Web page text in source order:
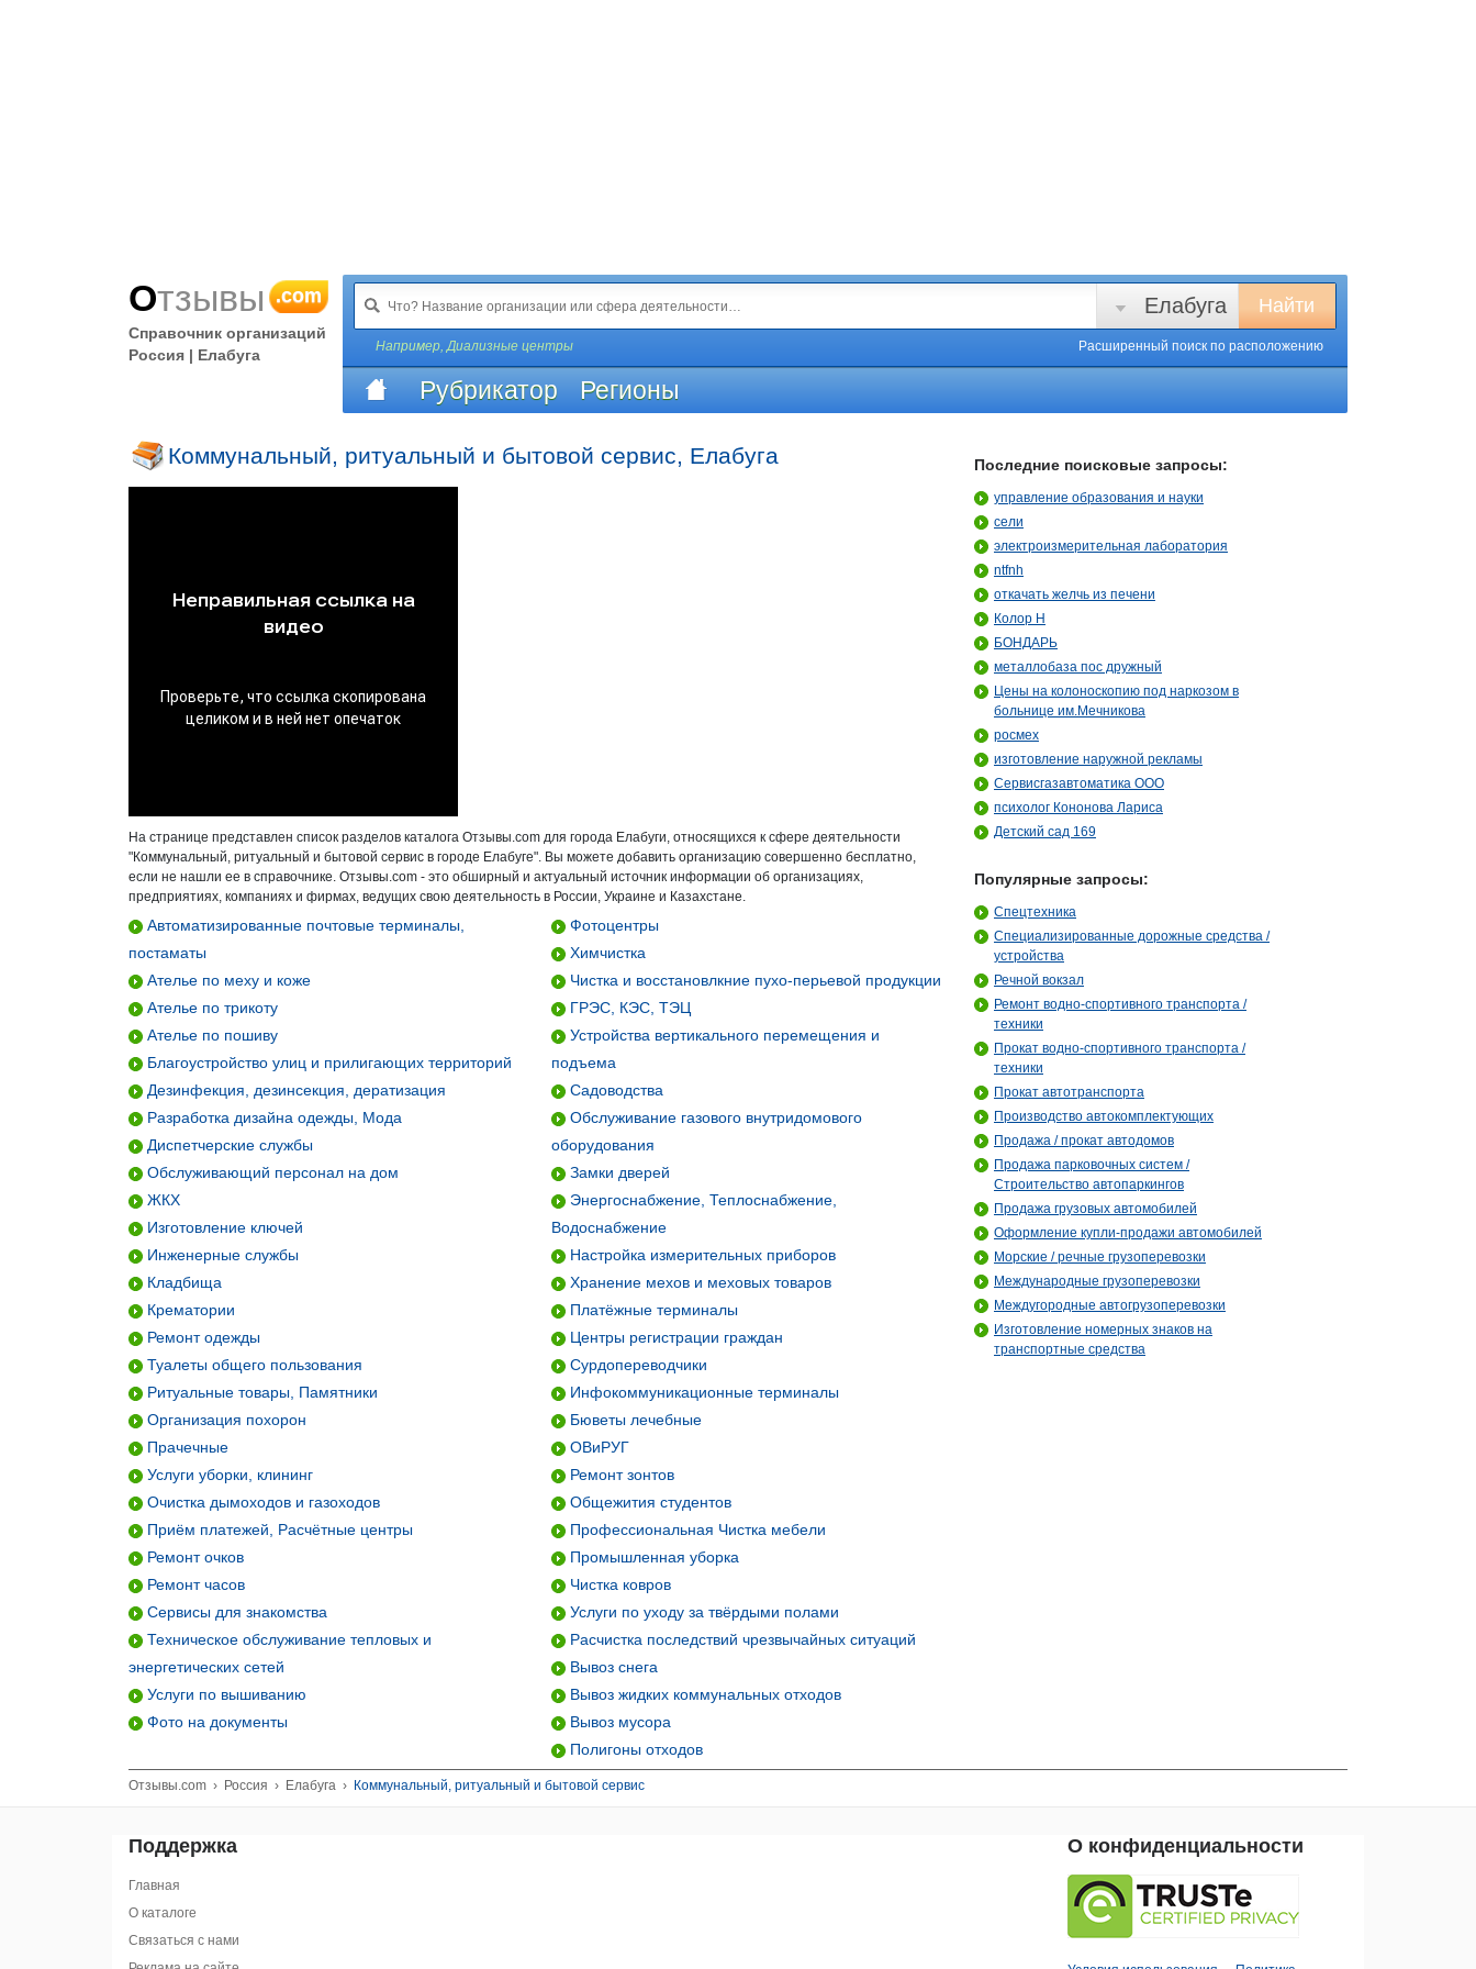
Отзывы .com
Справочник организаций
Россия | Елабуга
Найти
Елабуга
Например,Диализные центры Расширенный поиск по расположению
Рубрикатор Регионы
Коммунальный, ритуальный и бытовой сервис, Елабуга
На странице представлен список разделов каталога Отзывы.com для города Елабуги, относящихся к сфере деятельности
"Коммунальный, ритуальный и бытовой сервис в городе Елабуге". Вы можете добавить организацию совершенно бесплатно,
если не нашли ее в справочнике. Отзывы.com - это обширный и актуальный источник информации об организациях,
предприятиях, компаниях и фирмах, ведущих свою деятельность в России, Украине и Казахстане.
Автоматизированные почтовые терминалы,
постаматы
Ателье по меху и коже
Ателье по трикоту
Ателье по пошиву
Благоустройство улиц и прилигающих территорий
Дезинфекция, дезинсекция, дератизация
Разработка дизайна одежды, Мода
Диспетчерские службы
Обслуживающий персонал на дом
ЖКХ
Изготовление ключей
Инженерные службы
Кладбища
Крематории
Ремонт одежды
Туалеты общего пользования
Ритуальные товары, Памятники
Организация похорон
Прачечные
Услуги уборки, клининг
Очистка дымоходов и газоходов
Приём платежей, Расчётные центры
Ремонт очков
Ремонт часов
Сервисы для знакомства
Техническое обслуживание тепловых и
энергетических сетей
Услуги по вышиванию
Фото на документы
Фотоцентры
Химчистка
Чистка и восстановлкние пухо-перьевой продукции
ГРЭС, КЭС, ТЭЦ
Устройства вертикального перемещения и
подъема
Садоводства
Обслуживание газового внутридомового
оборудования
Замки дверей
Энергоснабжение, Теплоснабжение,
Водоснабжение
Настройка измерительных приборов
Хранение мехов и меховых товаров
Платёжные терминалы
Центры регистрации граждан
Сурдопереводчики
Инфокоммуникационные терминалы
Бюветы лечебные
ОВиРУГ
Ремонт зонтов
Общежития студентов
Профессиональная Чистка мебели
Промышленная уборка
Чистка ковров
Услуги по уходу за твёрдыми полами
Расчистка последствий чрезвычайных ситуаций
Вывоз снега
Вывоз жидких коммунальных отходов
Вывоз мусора
Полигоны отходов
Последние поисковые запросы:
управление образования и науки
сели
электроизмерительная лаборатория
ntfnh
откачать желчь из печени
Колор Н
БОНДАРЬ
металлобаза пос дружный
Цены на колоноскопию под наркозом в
больнице им.Мечникова
росмех
изготовление наружной рекламы
Сервисгазавтоматика ООО
психолог Кононова Лариса
Детский сад 169
Популярные запросы:
Спецтехника
Специализированные дорожные средства /
устройства
Речной вокзал
Ремонт водно-спортивного транспорта /
техники
Прокат водно-спортивного транспорта /
техники
Прокат автотранспорта
Производство автокомплектующих
Продажа / прокат автодомов
Продажа парковочных систем /
Строительство автопаркингов
Продажа грузовых автомобилей
Оформление купли-продажи автомобилей
Морские / речные грузоперевозки
Международные грузоперевозки
Междугородные автогрузоперевозки
Изготовление номерных знаков на
транспортные средства
Отзывы.com › Россия › Елабуга › Коммунальный, ритуальный и бытовой сервис
Поддержка
Главная
О каталоге
Связаться с нами
О конфиденциальности